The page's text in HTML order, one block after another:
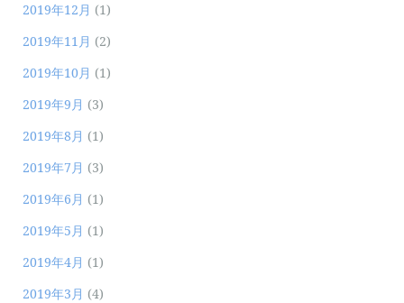
2019年12月 (1)
2019年11月 (2)
2019年10月 (1)
2019年9月 (3)
2019年8月 (1)
2019年7月 (3)
2019年6月 (1)
2019年5月 (1)
2019年4月 (1)
2019年3月 (4)